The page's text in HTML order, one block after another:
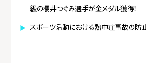
級の櫻井つぐみ選手が金メダル獲得！
スポーツ活動における熱中症事故の防